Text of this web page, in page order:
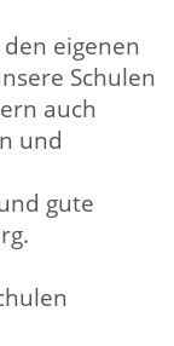
eigenen
Schulen
auch
und
gute